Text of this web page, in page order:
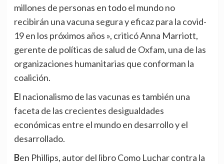
millones de personas en todo el mundo no
recibirán una vacuna segura y eficaz para la covid-
19 en los próximos años », criticó Anna Marriott,
gerente de políticas de salud de Oxfam, una de las
organizaciones humanitarias que conforman la
coalición.
El nacionalismo de las vacunas es también una
faceta de las crecientes desigualdades
económicas entre el mundo en desarrollo y el
desarrollado.
Ben Phillips, autor del libro Como Luchar contra la